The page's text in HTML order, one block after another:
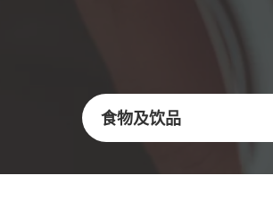
食物及饮品